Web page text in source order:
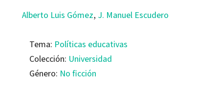
Alberto Luis Gómez, J. Manuel Escudero
Tema: Políticas educativas
Colección: Universidad
Género: No ficción